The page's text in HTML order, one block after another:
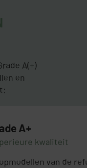
A(+)
en
A+
kwaliteit
van de